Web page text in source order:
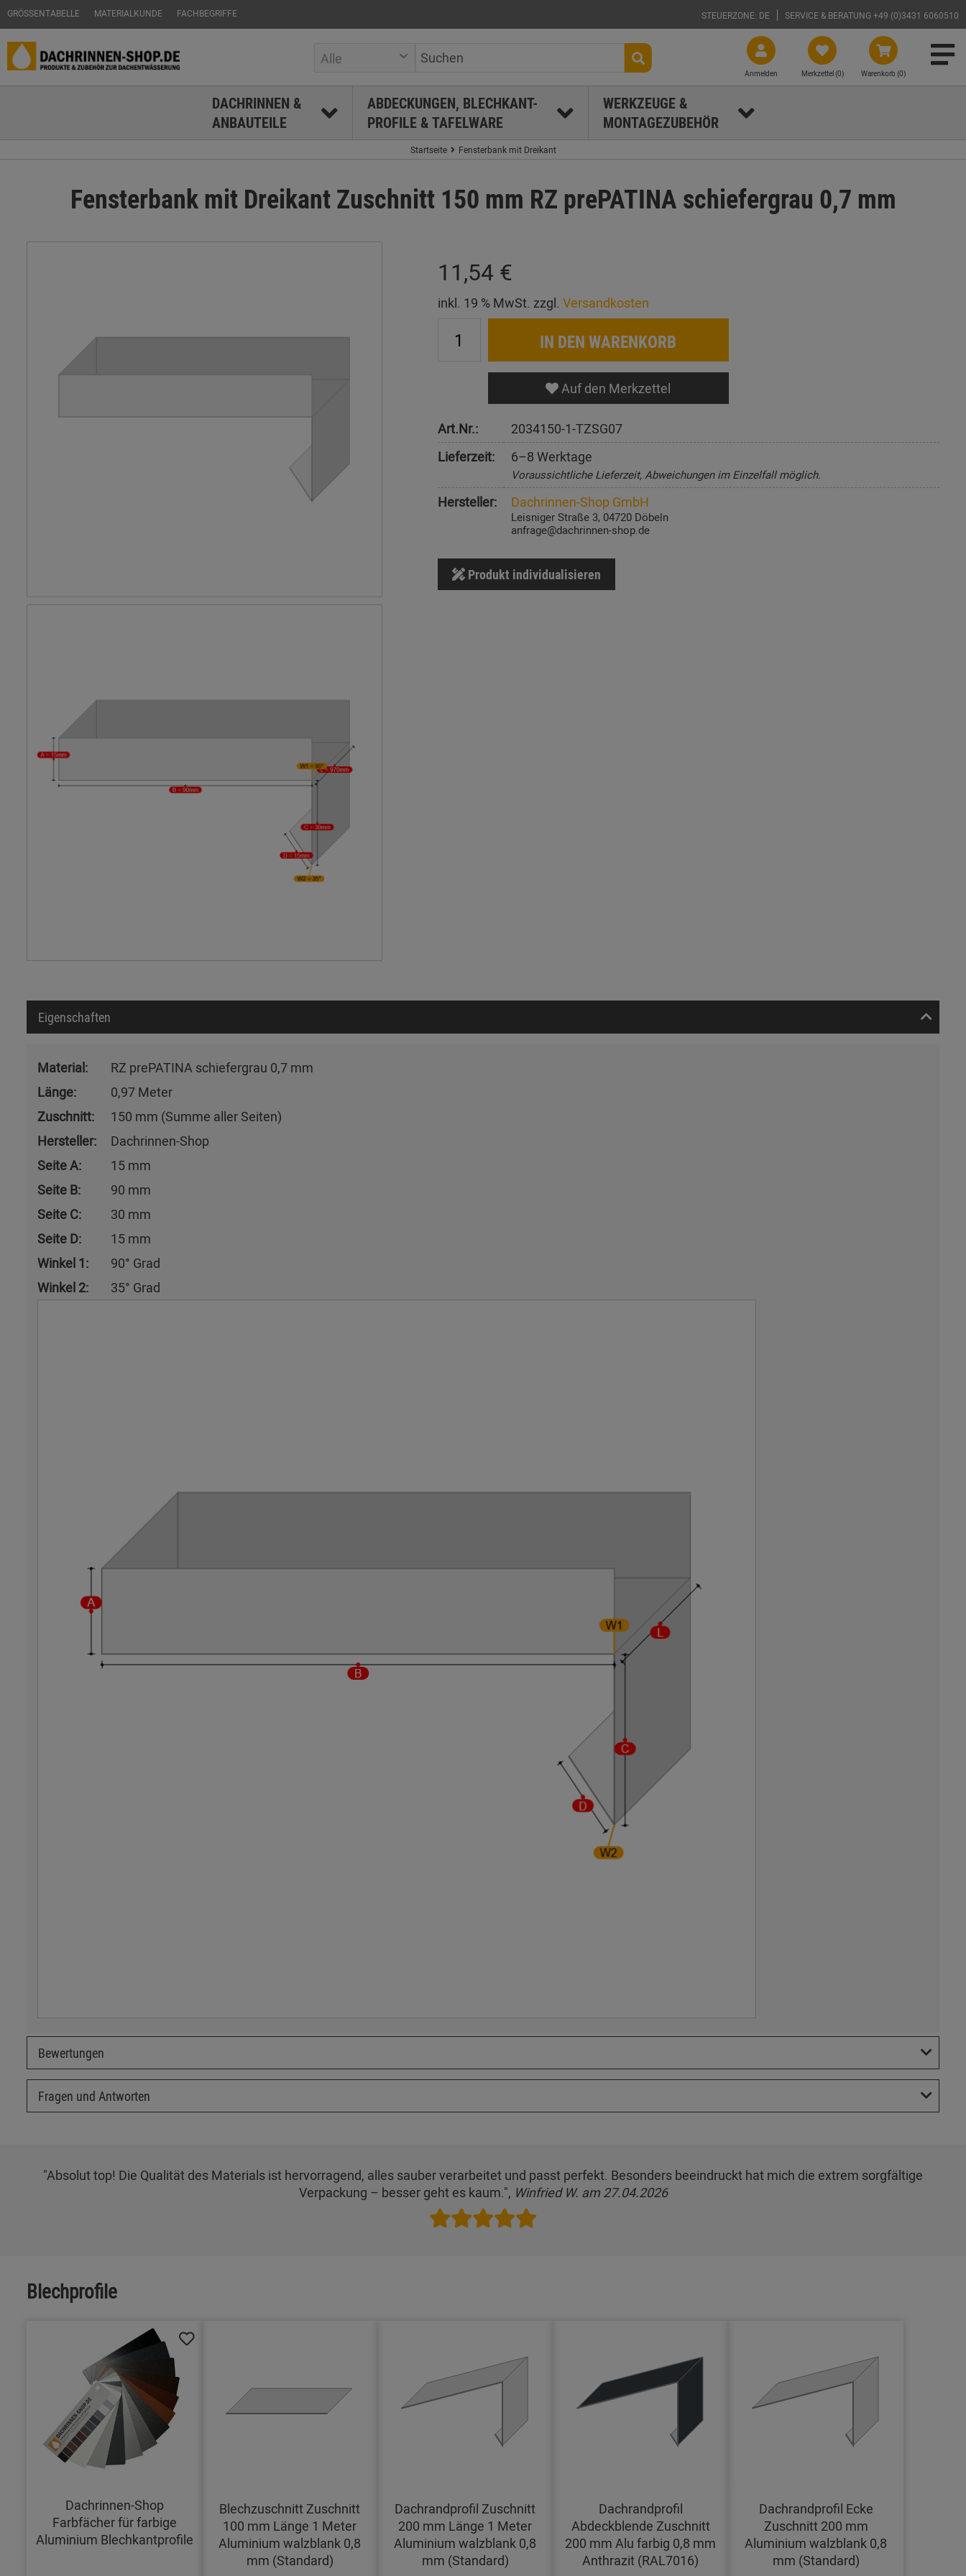
GRÖSSENTABELLE MATERIALKUNDE FACHBEGRIFFE STEUERZONE: DE SERVICE & BERATUNG +49 (0)3431 6060510
Warenkorb (0)
Merkzettel (0)
Anmelden
Alle
DACHRINNEN &
ANBAUTEILE
ABDECKUNGEN, BLECHKANT-
PROFILE & TAFELWARE
WERKZEUGE &
MONTAGEZUBEHÖR
Startseite Fensterbank mit Dreikant
Fensterbank mit Dreikant Zuschnitt 150 mm RZ prePATINA schiefergrau 0,7 mm
11,54 €
inkl. 19 % MwSt. zzgl. Versandkosten
IN DEN WARENKORB
Auf den Merkzettel
Art.Nr.:
2034150-1-TZSG07
Lieferzeit:
6–8 Werktage
Voraussichtliche Lieferzeit, Abweichungen im Einzelfall möglich.
Hersteller: Dachrinnen-Shop GmbH
Leisniger Straße 3, 04720 Döbeln
anfrage@dachrinnen-shop.de
Produkt individualisieren
Eigenschaften
Material:
RZ prePATINA schiefergrau 0,7 mm
Länge:
0,97 Meter
Zuschnitt:
150 mm (Summe aller Seiten)
Hersteller:
Dachrinnen-Shop
Seite A:
15 mm
Seite B:
90 mm
Seite C:
30 mm
Seite D:
15 mm
Winkel 1:
90° Grad
Winkel 2:
35° Grad
Bewertungen
Fragen und Antworten
"Absolut top! Die Qualität des Materials ist hervorragend, alles sauber verarbeitet und passt perfekt. Besonders beeindruckt hat mich die extrem sorgfältige
Verpackung – besser geht es kaum.", Winfried W. am 27.04.2026
Blechprofile
Dachrinnen-Shop
Farbfächer für farbige
Aluminium Blechkantprofile
Blechzuschnitt Zuschnitt
100 mm Länge 1 Meter
Aluminium walzblank 0,8
mm (Standard)
Dachrandprofil Zuschnitt
200 mm Länge 1 Meter
Aluminium walzblank 0,8
mm (Standard)
Dachrandprofil
Abdeckblende Zuschnitt
200 mm Alu farbig 0,8 mm
Anthrazit (RAL7016)
Dachrandprofil Ecke
Zuschnitt 200 mm
Aluminium walzblank 0,8
mm (Standard)